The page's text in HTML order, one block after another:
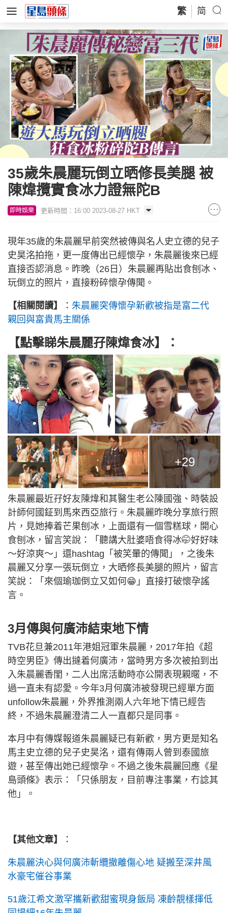
繁 简
35歲朱晨麗玩倒立晒修長美腿 被
陳煒攬實食冰力證無陀B
即時娛樂 更新時間：16:00 2023-08-27 HKT
現年35歲的朱晨麗早前突然被傳與名人史立德的兒子
史昊洺拍拖，更一度傳出已經懷孕，朱晨麗後來已經
直接否認消息。昨晚（26日）朱晨麗再貼出食刨冰、
玩倒立的照片，直接粉碎懷孕傳聞。
【相關閱讀】 ： 朱晨麗突傳懷孕新歡被指是富二代
親回與富貴馬主關係
【點擊睇朱晨麗孖陳煒食冰】：
+29
朱晨麗最近孖好友陳煒和其醫生老公陳國強、時裝設
計師何國鉦到馬來西亞旅行。朱晨麗昨晚分享旅行照
片，見她捧着芒果刨冰，上面還有一個雪糕球，開心
食刨冰，留言笑說：「聽講大肚婆唔食得冰🤭好好味
～好涼爽～」還hashtag「被笑暈的傳聞」，之後朱
晨麗又分享一張玩倒立，大晒修長美腿的照片，留言
笑說：「來個瑜珈倒立又如何😁」直接打破懷孕謠
言。
3月傳與何廣沛結束地下情
TVB花旦兼2011年港姐冠軍朱晨麗，2017年拍《超
時空男臣》傳出撻着何廣沛，當時男方多次被拍到出
入朱晨麗香閨，二人出席活動時亦公開表現親暱，不
過一直未有認愛。今年3月何廣沛被發現已經單方面
unfollow朱晨麗，外界推測兩人六年地下情已經告
終，不過朱晨麗澄清二人一直都只是同事。
本月中有傳媒報道朱晨麗疑已有新歡，男方更是知名
馬主史立德的兒子史昊洺，還有傳兩人曾到泰國旅
遊，甚至傳出她已經懷孕。不過之後朱晨麗回應《星
島頭條》表示：「只係朋友，目前專注事業，冇諗其
他」。
【其他文章】 ：
朱晨麗決心與何廣沛斬纜撤離傷心地 疑搬至深井風
水豪宅催谷事業
51歲江希文激罕攜新歡甜蜜現身飯局 凍齡靚樣揮低